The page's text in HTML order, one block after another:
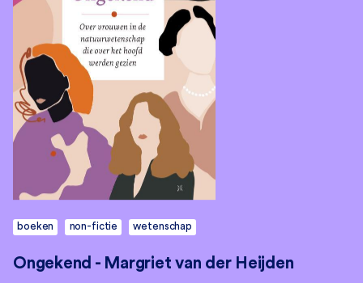
boeken non-fictie wetenschap
Ongekend - Margriet van der Heijden